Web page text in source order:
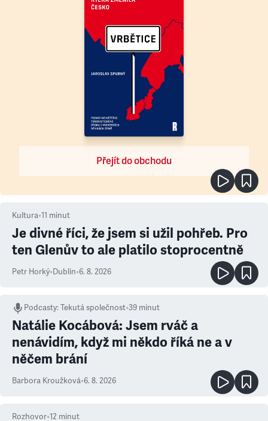
Přejít do obchodu
Kultura•11 minut
Je divné říci, že jsem si užil pohřeb. Pro
ten Glenův to ale platilo stoprocentně
Petr Horký•Dublin•6. 8. 2026
Podcasty:Tekutá společnost•39 minut
Natálie Kocábová: Jsem rváč a
nenávidím, když mi někdo říká ne a v
něčem brání
Barbora Kroužková•6. 8. 2026
Rozhovor•12 minut